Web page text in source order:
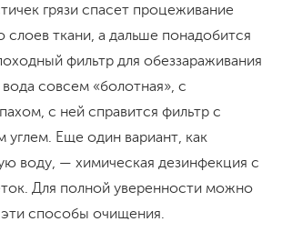
грязи спасет процеживание
слоев ткани, а дальше понадобится
фильтр для обеззараживания
совсем «болотная», с
с ней справится фильтр с
углем. Еще один вариант, как
воду, — химическая дезинфекция с
Для полной уверенности можно
способы очищения.